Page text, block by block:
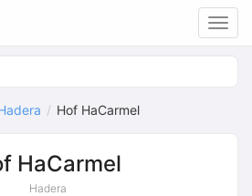
Hof HaCarmel
HaCarmel
Hadera